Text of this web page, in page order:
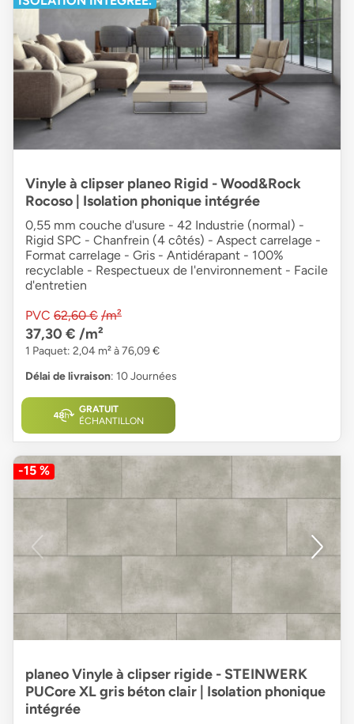
Vinyle à clipser planeo Rigid - Wood&Rock
Rocoso | Isolation phonique intégrée
0,55 mm couche d'usure - 42 Industrie (normal) -
Rigid SPC - Chanfrein (4 côtés) - Aspect carrelage -
Format carrelage - Gris - Antidérapant - 100%
recyclable - Respectueux de l'environnement - Facile
d'entretien
PVC 62,60 € /m²
37,30 € /m²
1 Paquet: 2,04 m² à 76,09 €
Délai de livraison: 10 Journées
GRATUIT
ÉCHANTILLON
-15 %
planeo Vinyle à clipser rigide - STEINWERK
PUCore XL gris béton clair | Isolation phonique
intégrée